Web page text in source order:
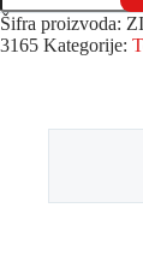
Šifra proizvoda:
3165 Kategorije: